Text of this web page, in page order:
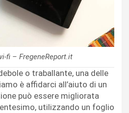
fi – FregeneReport.it
o traballante, una delle
è affidarci all’aiuto di un
può essere migliorata
utilizzando un foglio